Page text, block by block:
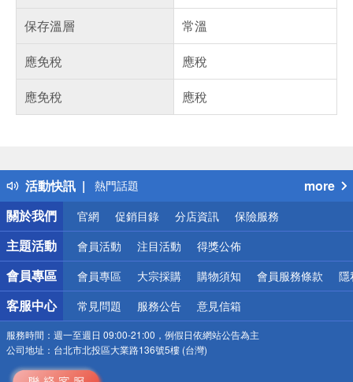
保存溫層
常溫
應免稅
應稅
應免稅
應稅
活動快訊
得獎公告
熱門話題
銀行優惠
偏遠地區配送
詐騙網頁！請小心！
more
關於我們
官網 促銷目錄 分店資訊 保險服務
主題活動 會員活動 注目活動 得獎公佈
會員專區 會員專區 大宗採購 購物須知 會員服務條款 隱
客服中心 常見問題 服務公告 意見信箱
服務時間： 週一至週日 09:00-21:00，例假日依網站公告為主
公司地址： 台北市北投區大業路136號5樓 (台灣)